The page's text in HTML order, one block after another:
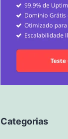
Categorias